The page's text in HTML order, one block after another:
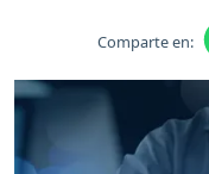
Comparte en: